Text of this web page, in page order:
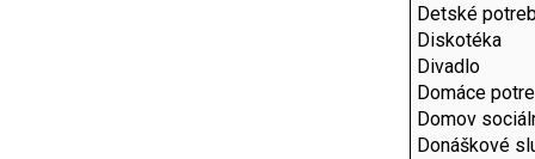
Detské
Diskotéka
Divadlo
Domáce
Domov
Donáškové